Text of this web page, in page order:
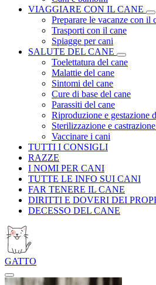
VIAGGIARE CON IL CANE
Preparare le vacanze con il
Trasporti con il cane
Spiagge per cani
SALUTE DEL CANE
Toelettatura del cane
Malattie del cane
Sintomi del cane
Cure di base del cane
Parassiti del cane
Riproduzione e gestazione
Sterilizzazione e
Vaccinare i cani
TUTTI I CONSIGLI
RAZZE
I NOMI PER CANI
TUTTE LE INFO SUI CANI
FAR TENERE IL CANE
DIRITTI E DOVERI DEI
DECESSO DEL CANE
GATTO